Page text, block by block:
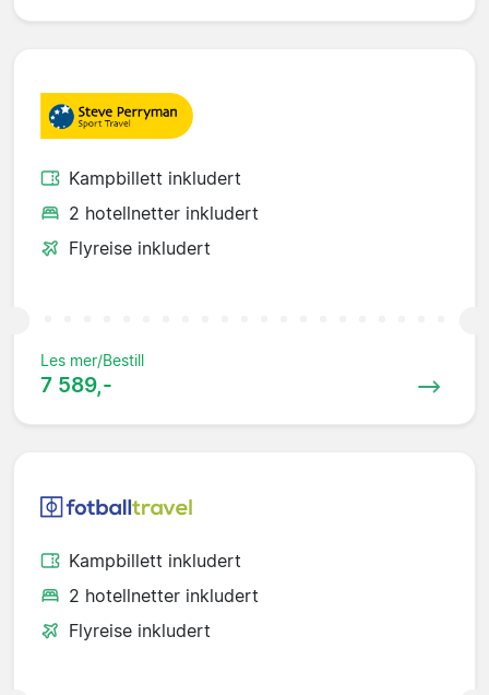
Kampbillett inkludert
2 hotellnetter inkludert
Flyreise inkludert
Les mer/Bestill
7 589,-
Kampbillett inkludert
2 hotellnetter inkludert
Flyreise inkludert